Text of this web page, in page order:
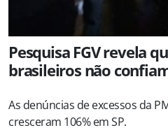
Pesquisa FGV revela
brasileiros não
As denúncias de excessos da
cresceram 106% em SP.